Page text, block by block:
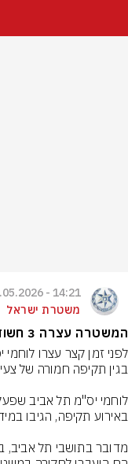
14:21 - 09.05.2026
משטרת ישראל
המשטרה עצרה 3 חשודים בתקיפה חמורה של צעיר בתל אביב